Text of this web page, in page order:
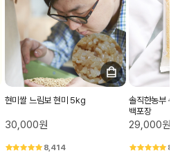
현미쌀 느림보 현미 5kg
30,000원
8,414
솔직한농부 순
백포장
29,000원